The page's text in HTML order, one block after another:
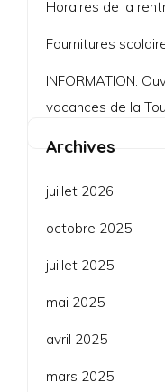
Horaires de la
Fournitures
INFORMATION:
vacances de la
Archives
juillet 2026
octobre 2025
juillet 2025
mai 2025
avril 2025
mars 2025